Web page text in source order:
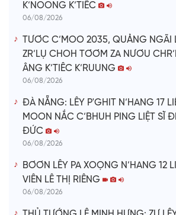
K’NOONG K’TIÊC
06/08/2026
TƯƠC C’MOO 2035, QUẢNG NGÃI
ZR’LỤ CHOH TƠƠM ZA NƯƠU
ÂNG K’TIÊC K’RUUNG
06/08/2026
ĐÀ NẴNG: LÊY P'GHIT N’HANG 17
MOON NẮC C’BHUH PING LIỆT SĨ
ĐỨC
06/08/2026
BƠƠN LÊY PA XOỌNG N’HANG 12
VIÊN LÊ THỊ RIÊNG
06/08/2026